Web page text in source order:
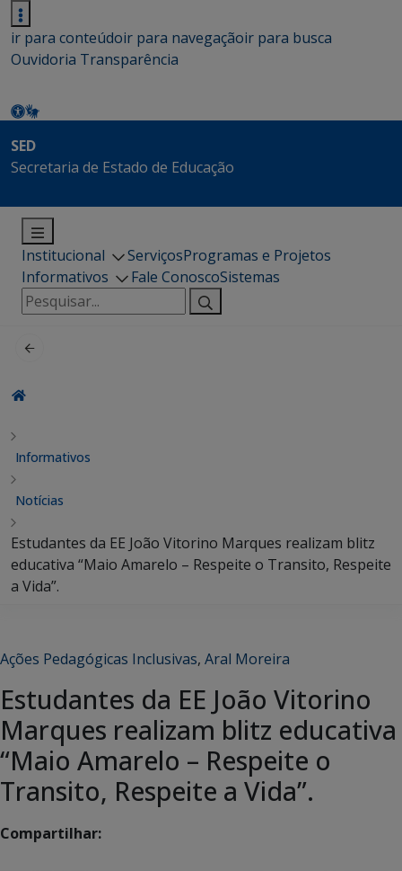
ir para conteúdoir para navegaçãoir para busca
Ouvidoria Transparência
SED
Secretaria de Estado de Educação
Institucional ServiçosProgramas e Projetos
Informativos
Fale ConoscoSistemas
Pesquisar
por:
Informativos
Notícias
Estudantes da EE João Vitorino Marques realizam blitz
educativa “Maio Amarelo – Respeite o Transito, Respeite
a Vida”.
Ações Pedagógicas Inclusivas, Aral Moreira
Estudantes da EE João Vitorino
Marques realizam blitz educativa
“Maio Amarelo – Respeite o
Transito, Respeite a Vida”.
Compartilhar: